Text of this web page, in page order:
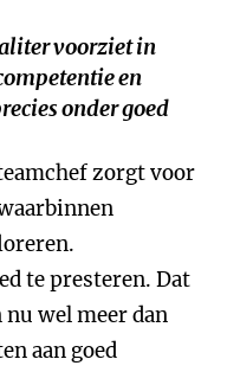
voorziet in
en
onder goed
zorgt voor
te presteren. Dat
wel meer dan
aan goed